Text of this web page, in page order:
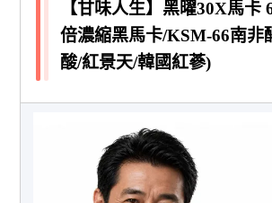
【甘味人生】黑曜30X馬卡
倍濃縮黑馬卡/KSM-66南非
酸/紅景天/韓國紅蔘)